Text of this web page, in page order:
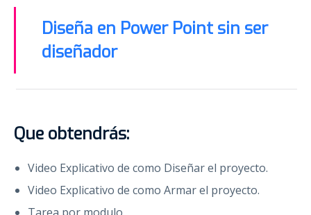
Diseña en Power Point sin ser
diseñador
Que obtendrás:
Video Explicativo de como Diseñar el proyecto.
Video Explicativo de como Armar el proyecto.